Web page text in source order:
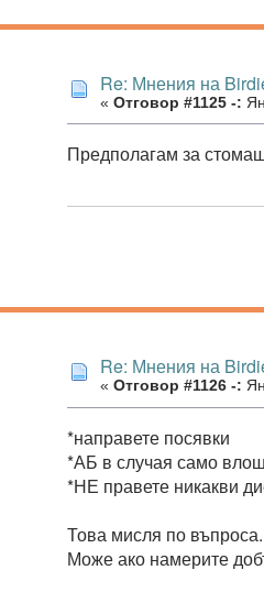
Re: Мнения на
« Отговор #1125 -:
Предполагам за
Re: Мнения на
« Отговор #1126 -:
*направете посявки
*АБ в случая само
*НЕ правете никакви
Това мисля по
Може ако намерите